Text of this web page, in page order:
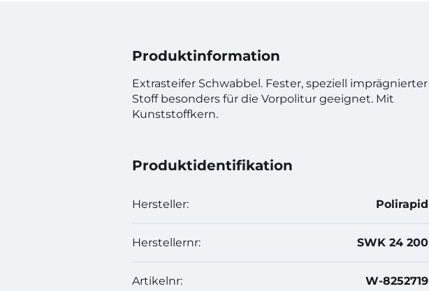
Produktinformation
Extrasteifer Schwabbel. Fester, speziell imprägnierter
Stoff besonders für die Vorpolitur geeignet. Mit
Kunststoffkern.
Produktidentifikation
Hersteller: Polirapid
Herstellernr: SWK 24 200
Artikelnr: W-8252719